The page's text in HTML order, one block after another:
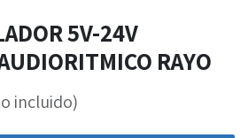
5V-24V
RAYO
incluido)